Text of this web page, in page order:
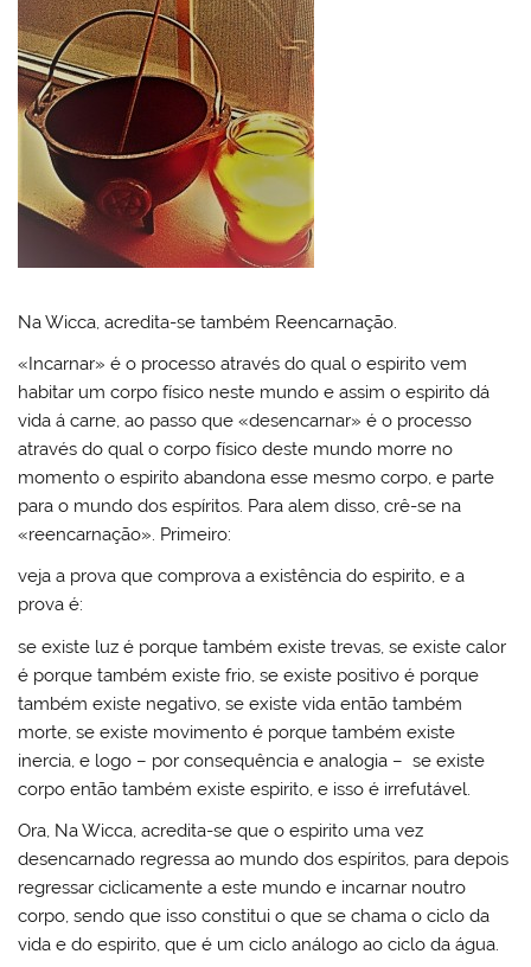
Na Wicca, acredita-se também Reencarnação.
«Incarnar» é o processo através do qual o espirito vem
habitar um corpo físico neste mundo e assim o espirito dá
vida á carne, ao passo que «desencarnar» é o processo
através do qual o corpo físico deste mundo morre no
momento o espirito abandona esse mesmo corpo, e parte
para o mundo dos espíritos. Para alem disso, crê-se na
«reencarnação». Primeiro:
veja a prova que comprova a existência do espirito, e a
prova é:
se existe luz é porque também existe trevas, se existe calor
é porque também existe frio, se existe positivo é porque
também existe negativo, se existe vida então também
morte, se existe movimento é porque também existe
inercia, e logo – por consequência e analogia – se existe
corpo então também existe espirito, e isso é irrefutável.
Ora, Na Wicca, acredita-se que o espirito uma vez
desencarnado regressa ao mundo dos espíritos, para depois
regressar ciclicamente a este mundo e incarnar noutro
corpo, sendo que isso constitui o que se chama o ciclo da
vida e do espirito, que é um ciclo análogo ao ciclo da água.